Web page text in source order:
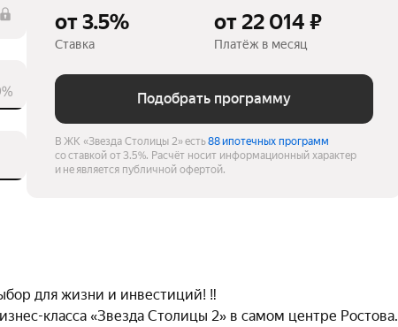
от 3.5%
Ставка
от 22 014 ₽
Платёж в месяц
Подобрать программу
В ЖК «Звезда Столицы 2» есть88 ипотечных программ
со ставкой от 3.5%. Расчёт носит информационный характер
и не является публичной офертой.
для жизни и инвестиций! ‼️
класса «Звезда Столицы 2» в самом центре Ростова.